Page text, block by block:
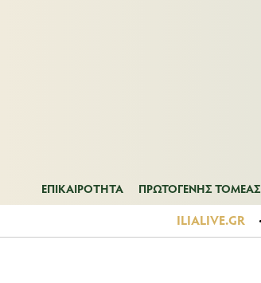
ΕΠΙΚΑΙΡΟΤΗΤΑ ΠΡΩΤΟΓΕΝΗΣ ΤΟΜΕΑΣ
ILIALIVE.GR